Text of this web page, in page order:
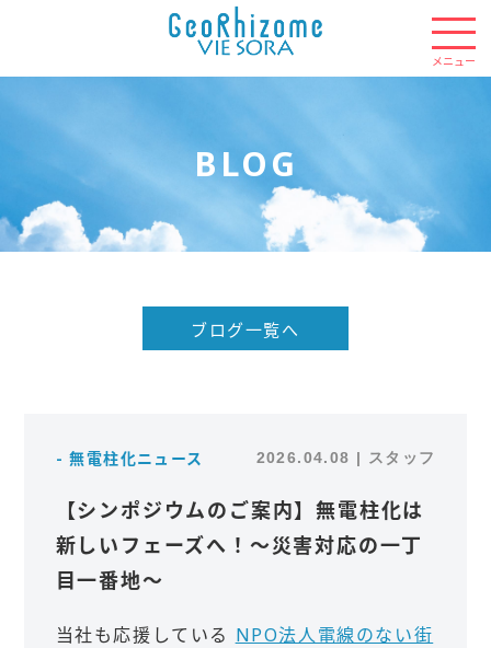
BLOG
ブログ一覧へ
- 無電柱化ニュース 2026.04.08 | スタッフ
【シンポジウムのご案内】無電柱化は
新しいフェーズへ！～災害対応の一丁
目一番地～
当社も応援している NPO法人電線のない街